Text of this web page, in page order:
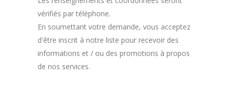
vérifiés par téléphone.
En soumettant votre demande, vous acceptez
d'être inscrit à notre liste pour recevoir des
informations et / ou des promotions à propos
de nos services.